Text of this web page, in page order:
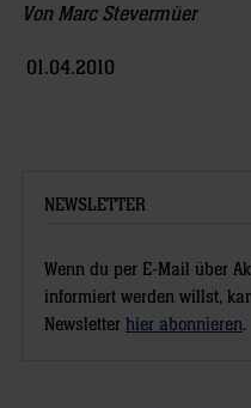
Von Marc Stevermüer
01.04.2010
NEWSLETTER
Wenn du per E-Mail über
informiert werden willst,
Newsletter hier abonnieren.